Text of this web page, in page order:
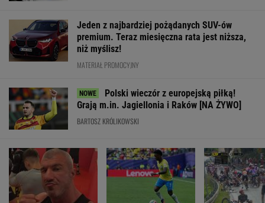
Jeden z najbardziej pożądanych SUV-ów
premium. Teraz miesięczna rata jest niższa,
niż myślisz!
MATERIAŁ PROMOCYJNY
Polski wieczór z europejską piłką!
Grają m.in. Jagiellonia i Raków [NA ŻYWO]
BARTOSZ KRÓLIKOWSKI